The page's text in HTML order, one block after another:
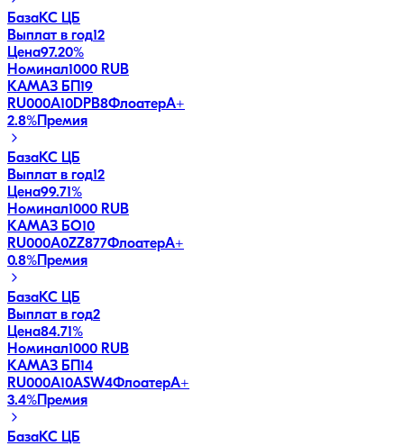
БазаКС ЦБ
Выплат в год12
Цена97.20%
Номинал1000 RUB
КАМАЗ БП19
RU000A10DPB8ФлоатерA+
2.8%Премия
БазаКС ЦБ
Выплат в год12
Цена99.71%
Номинал1000 RUB
КАМАЗ БО10
RU000A0ZZ877ФлоатерA+
0.8%Премия
БазаКС ЦБ
Выплат в год2
Цена84.71%
Номинал1000 RUB
КАМАЗ БП14
RU000A10ASW4ФлоатерA+
3.4%Премия
БазаКС ЦБ